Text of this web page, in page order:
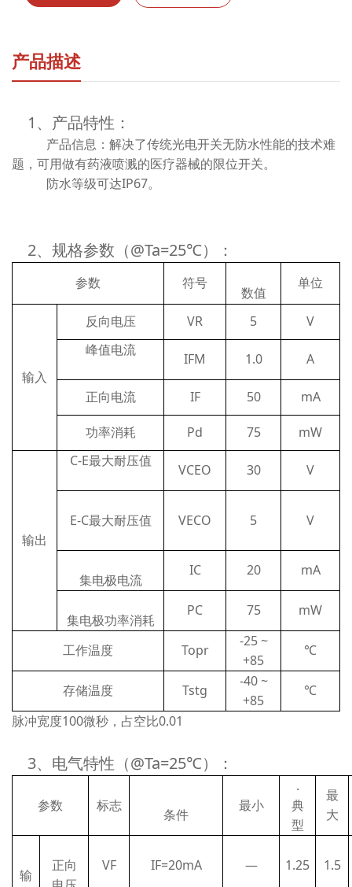
产品描述
1、产品特性：
产品信息：解决了传统光电开关无防水性能的技术难
题，可用做有药液喷溅的医疗器械的限位开关。
防水等级可达IP67。
2、规格参数（@Ta=25℃）：
参数 符号
数值
单位
输入
反向电压 VR 5
V
峰值电流
IFM 1.0 A
正向电流 IF 50 mA
功率消耗 Pd 75 mW
输出
C-E最大耐压值
VCEO 30 V
E-C最大耐压值 VECO 5 V
集电极电流
IC 20 mA
集电极功率消耗
PC 75 mW
工作温度 Topr
-25 ~
+85
℃
存储温度 Tstg
-40 ~
+85
℃
脉冲宽度100微秒，占空比0.01
3、电气特性（@Ta=25℃）：
参数 标志
条件
最小
.
典
型
最
大
输
正向
VF IF=20mA — 1.25 1.5